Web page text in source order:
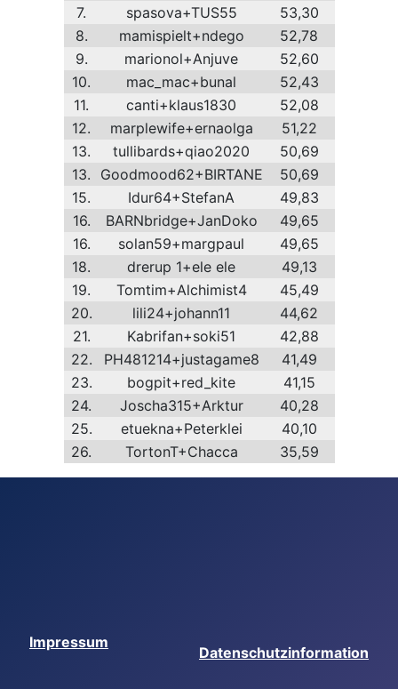
7.
spasova+TUS55
53,30
8.
mamispielt+ndego
52,78
9.
marionol+Anjuve
52,60
10.
mac_mac+bunal
52,43
11.
canti+klaus1830
52,08
12.
marplewife+ernaolga
51,22
13.
tullibards+qiao2020
50,69
13.
Goodmood62+BIRTANE
50,69
15.
Idur64+StefanA
49,83
16.
BARNbridge+JanDoko
49,65
16.
solan59+margpaul
49,65
18.
drerup 1+ele ele
49,13
19.
Tomtim+Alchimist4
45,49
20.
lili24+johann11
44,62
21.
Kabrifan+soki51
42,88
22.
PH481214+justagame8
41,49
23.
bogpit+red_kite
41,15
24.
Joscha315+Arktur
40,28
25.
etuekna+Peterklei
40,10
26.
TortonT+Chacca 35,59
Impressum
Datenschutzinformation